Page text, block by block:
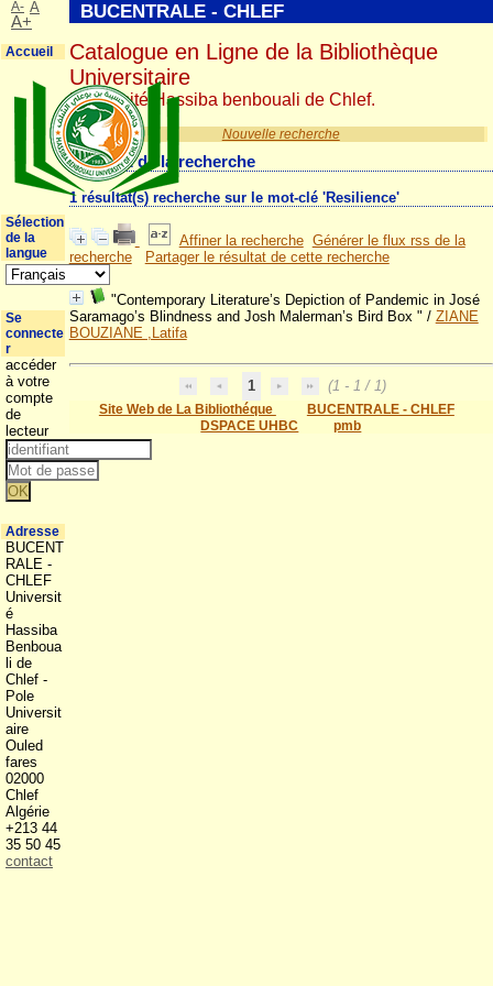
Nouvelle recherche
Résultat de la recherche
1 résultat(s) recherche sur le mot-clé 'Resilience'
Affiner la recherche Générer le flux rss de la
recherche
Partager le résultat de cette recherche
"Contemporary Literature’s Depiction of Pandemic in José
Saramago’s Blindness and Josh Malerman’s Bird Box " / ZIANE
BOUZIANE ,Latifa
1 (1 - 1 / 1)
Site Web de La Bibliothéque
BUCENTRALE - CHLEF
DSPACE UHBC
pmb
BUCENTRALE - CHLEF
Catalogue en Ligne de la Bibliothèque
Universitaire
Université Hassiba benbouali de Chlef.
A- A
A+
Accueil
Sélection
de la
langue
Se
connecte
r
accéder
à votre
compte
de
lecteur
Adresse
BUCENT
RALE -
CHLEF
Universit
é
Hassiba
Benboua
li de
Chlef -
Pole
Universit
aire
Ouled
fares
02000
Chlef
Algérie
+213 44
35 50 45
contact